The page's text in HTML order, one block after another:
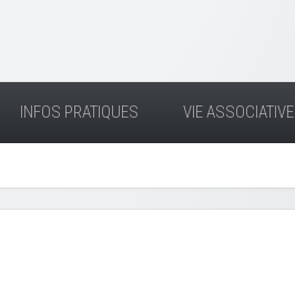
INFOS PRATIQUES VIE ASSOCIATIVE